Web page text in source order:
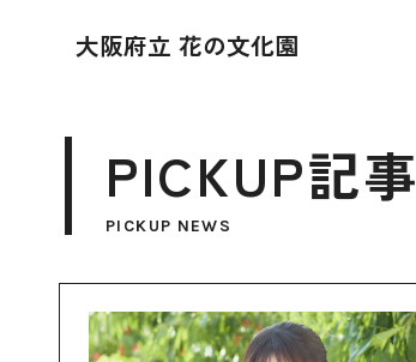
大阪府立 花の文化園
PICKUP記事
PICKUP NEWS